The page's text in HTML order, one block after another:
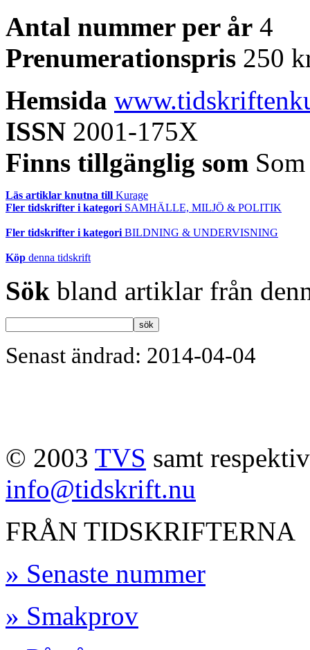
Antal nummer per år 4
Prenumerationspris 250
Hemsida
ISSN 2001-175X
Finns tillgänglig som
Läs artiklar knutna till Kurage
Fler tidskrifter i kategori SAMHÄLLE, MILJÖ & POLITIK
Fler tidskrifter i kategori BILDNING & UNDERVISNING
Köp denna tidskrift
Sök bland artiklar från
Senast ändrad: 2014-04-04
© 2003 TVS samt
info@tidskrift.nu
FRÅN TIDSKRIFTERNA
» Senaste nummer
» Smakprov